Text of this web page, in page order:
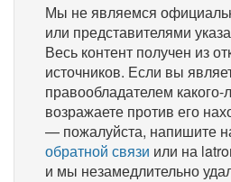
Мы не являемся
или представителями
Весь контент получен из
источников. Если вы
правообладателем
возражаете против его
— пожалуйста, напишите
обратной связи или на
и мы незамедлительно